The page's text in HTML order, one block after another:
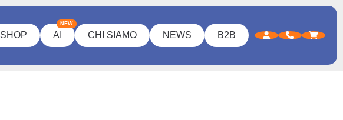
SHOP AI
NEW
CHI SIAMO NEWS B2B